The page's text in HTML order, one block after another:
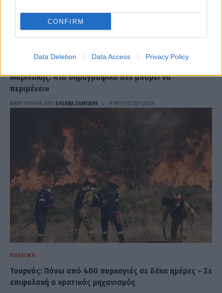
CONFIRM
Data Deletion Data Access Privacy Policy
Μαρινάκης: «Το δημογραφικό δεν μπορεί να
περιμένει»
ΑΝΑΡΤΗΘΗΚΕ ΑΠΟ ΕΛΕΑΝΑ ΖΑΜΠΑΡΑ 9 ΑΥΓΟΎΣΤΟΥ 2026
ΠΟΛΙΤΙΚΉ
Τουρνάς: Πάνω από 400 πυρκαγιές σε δέκα ημέρες – Σε
επιφυλακή ο κρατικός μηχανισμός